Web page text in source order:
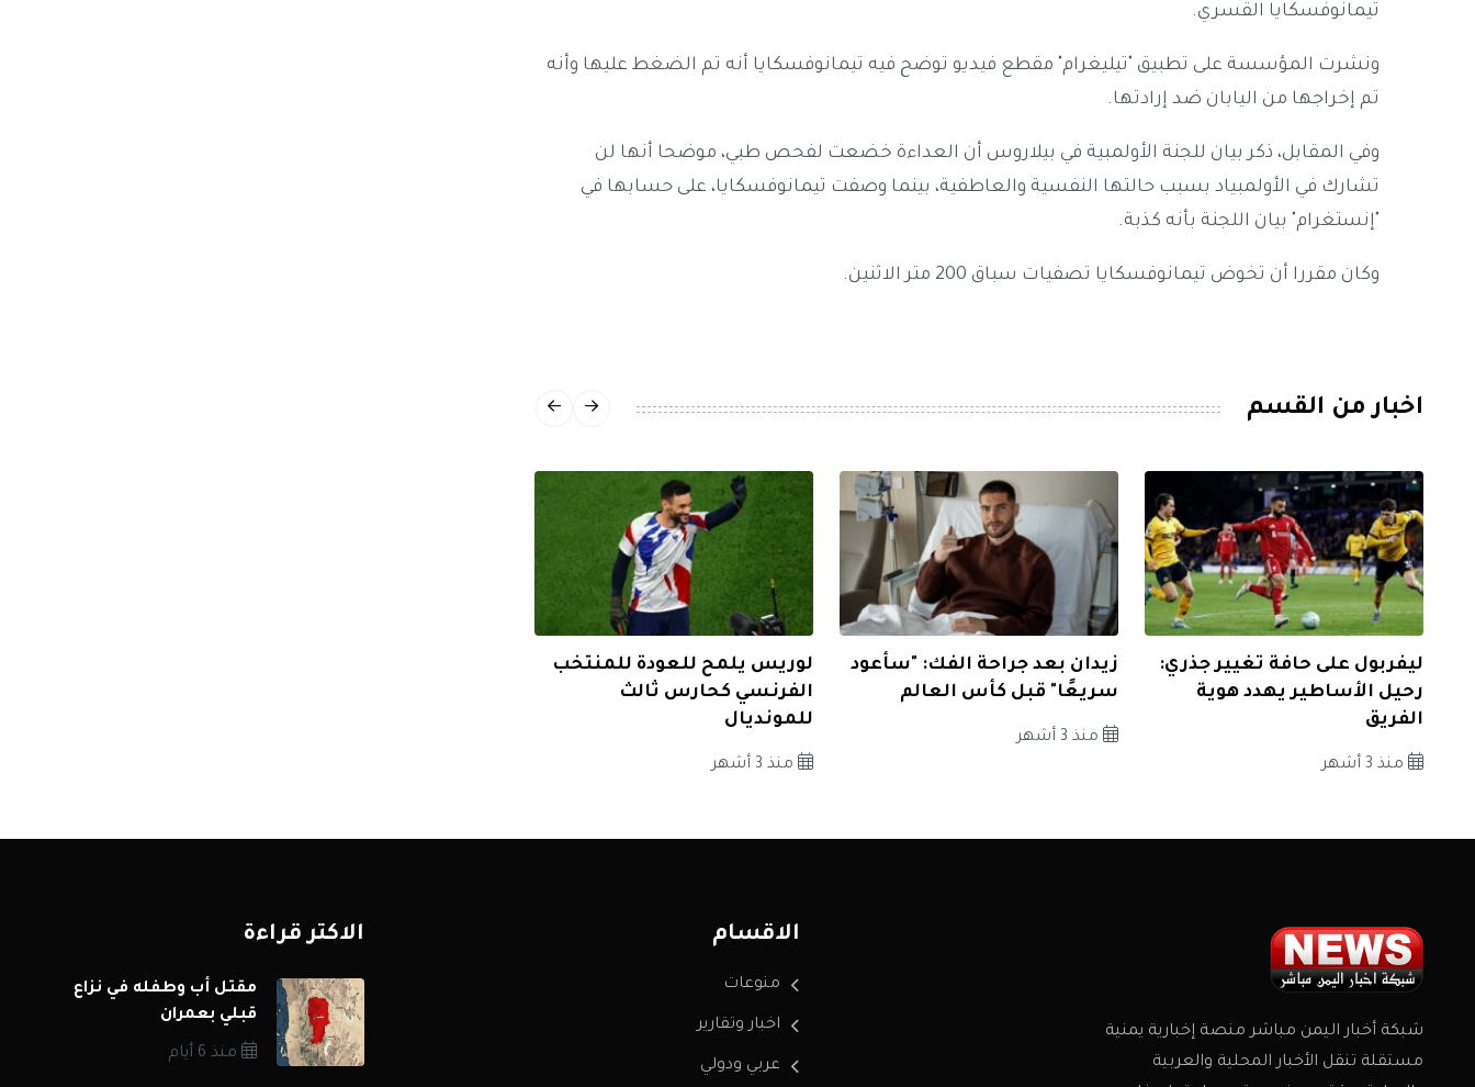
تيمانوفسكايا القسري.
ونشرت المؤسسة على تطبيق "تيليغرام" مقطع فيديو توضح فيه تيمانوفسكايا أنه تم الضغط عليها وأنه
تم إخراجها من اليابان ضد إرادتها.
وفي المقابل، ذكر بيان للجنة الأولمبية في بيلاروس أن العداءة خضعت لفحص طبي، موضحا أنها لن
تشارك في الأولمبياد بسبب حالتها النفسية والعاطفية، بينما وصفت تيمانوفسكايا، على حسابها في
"إنستغرام" بيان اللجنة بأنه كذبة.
وكان مقررا أن تخوض تيمانوفسكايا تصفيات سباق 200 متر الاثنين.
اخبار من القسم
ليفربول على حافة تغيير جذري:
رحيل الأساطير يهدد هوية
الفريق
منذ 3 أشهر
زيدان بعد جراحة الفك: "سأعود
سريعًا" قبل كأس العالم
منذ 3 أشهر
لوريس يلمح للعودة للمنتخب
الفرنسي كحارس ثالث
للمونديال
منذ 3 أشهر
شبكة أخبار اليمن مباشر منصة إخبارية يمنية
مستقلة تنقل الأخبار المحلية والعربية
الاقسام
منوعات
اخبار وتقارير
عربي ودولي
الاكثر قراءة
مقتل أب وطفله في نزاع
قبلي بعمران
منذ 6 أيام